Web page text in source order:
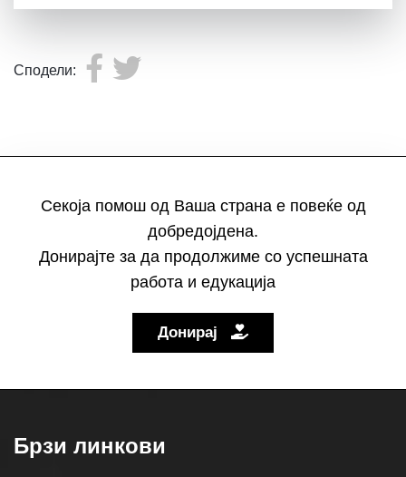
Сподели:
Секоја помош од Ваша страна е повеќе од
добредојдена.
Донирајте за да продолжиме со успешната
работа и едукација
Донирај
Брзи линкови